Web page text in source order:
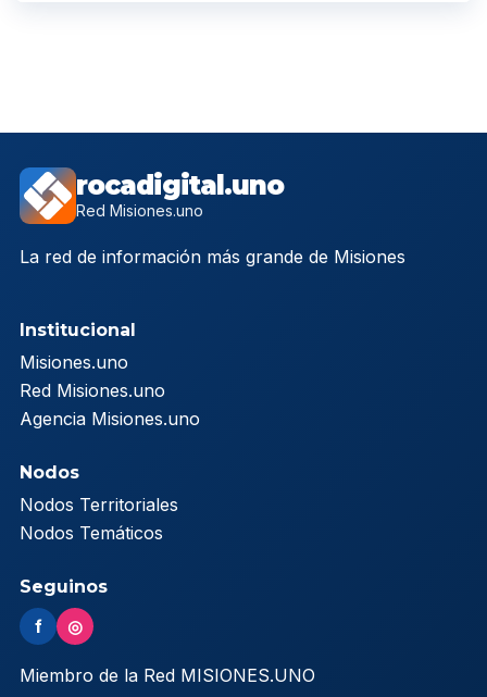
rocadigital.uno
Red Misiones.uno
La red de información más grande de Misiones
Institucional
Misiones.uno
Red Misiones.uno
Agencia Misiones.uno
Nodos
Nodos Territoriales
Nodos Temáticos
Seguinos
f ◎
Miembro de la Red MISIONES.UNO